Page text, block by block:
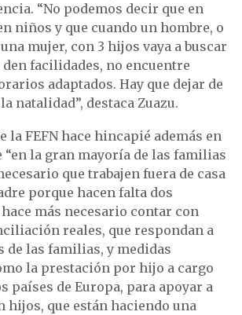
“No podemos decir que en
niños y que cuando un hombre, o
mujer, con 3 hijos vaya a buscar
facilidades, no encuentre
adaptados. Hay que dejar de
natalidad”, destaca Zuazu.
la FEFN hace hincapié además en
“en la gran mayoría de las familias
que trabajen fuera de casa
porque hacen falta dos
más necesario contar con
reales, que respondan a
de las familias, y medidas
la prestación por hijo a cargo
países de Europa, para apoyar a
hijos, que están haciendo una